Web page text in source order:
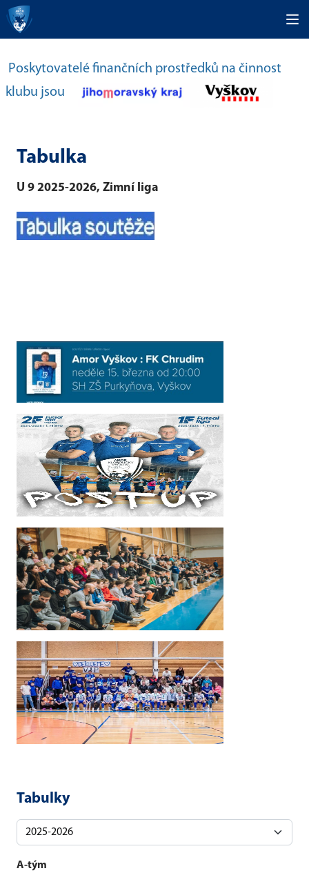
Poskytovatelé finančních prostředků na činnost
klubu jsou
Tabulka
U 9 2025-2026, Zimní liga
Tabulky
A-tým